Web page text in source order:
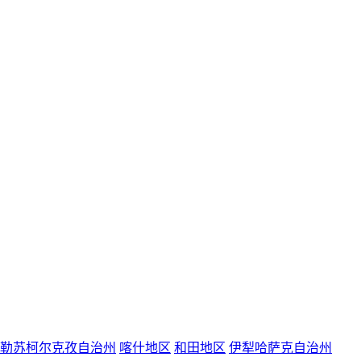
苏柯尔克孜自治州 喀什地区 和田地区 伊犁哈萨克自治州